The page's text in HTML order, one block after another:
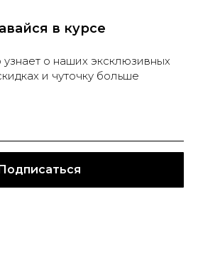
в курсе
узнает о наших эксклюзивных
и чуточку больше